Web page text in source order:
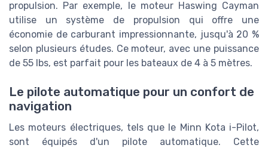
propulsion. Par exemple, le moteur Haswing Cayman
utilise un système de propulsion qui offre une
économie de carburant impressionnante, jusqu'à 20 %
selon plusieurs études. Ce moteur, avec une puissance
de 55 lbs, est parfait pour les bateaux de 4 à 5 mètres.
Le pilote automatique pour un confort de
navigation
Les moteurs électriques, tels que le Minn Kota i-Pilot,
sont équipés d'un pilote automatique. Cette